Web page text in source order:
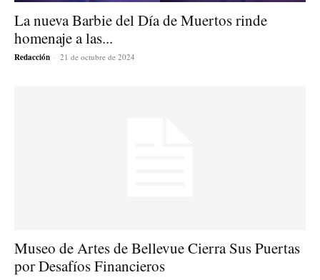
La nueva Barbie del Día de Muertos rinde
homenaje a las...
Redacción - 21 de octubre de 2024
Museo de Artes de Bellevue Cierra Sus Puertas
por Desafíos Financieros